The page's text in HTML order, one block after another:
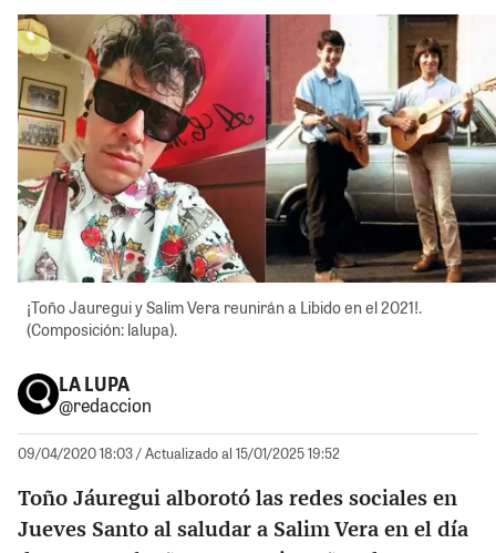
¡Toño Jauregui y Salim Vera reunirán a Libido en el 2021!.
(Composición: lalupa).
LA LUPA
@redaccion
09/04/2020 18:03/ Actualizado al 15/01/2025 19:52
Toño Jáuregui alborotó las redes sociales en
Jueves Santo al saludar a Salim Vera en el día